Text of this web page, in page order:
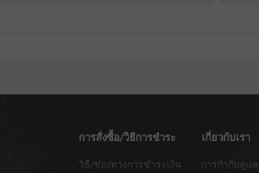
การสั่งซื้อ/วิธีการชำระ เกี่ยวกับเรา
วิธี/ช่องทางการชำระเงิน
การกำกับดูแ